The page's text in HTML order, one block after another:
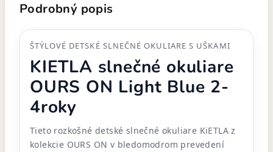
Podrobný popis
ŠTÝLOVÉ DETSKÉ SLNEČNÉ OKULIARE S UŠKAMI
KIETLA slnečné okuliare
OURS ON Light Blue 2-
4roky
Tieto rozkošné detské slnečné okuliare KiETLA z
kolekcie OURS ON v bledomodrom prevedení